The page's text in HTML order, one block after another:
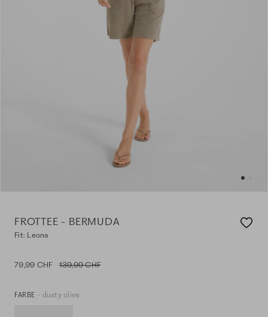
FROTTEE - BERMUDA
Fit: Leona
79,99 CHF 139,99 CHF
FARBE - dusty olive